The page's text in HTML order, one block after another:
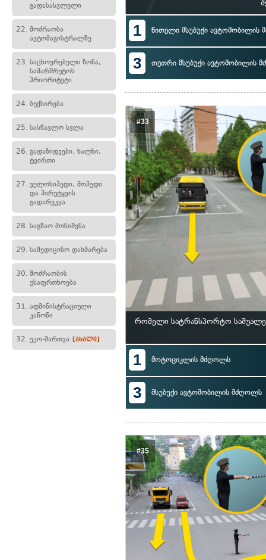
გადასასვლელი
22. მოძრაობა
ავტომაგისტრალზე
23. საცხოვრებელი ზონა,
სამარშრუტოს
პრიორიტეტი
24. ბუქსირება
25. სასწავლო სვლა
26. გადაზიდვები, ხალხი,
ტვირთი
27. ველოსიპედი, მოპედი
და პირუტყვის
გადარეკვა
28. საგზაო მონიშვნა
29. სამედიცინო დახმარება
30. მოძრაობის
უსაფრთხოება
31. ადმინისტრაციული
კანონი
32. ეკო-მართვა [ახალი]
1 წითელი მსუბუქი ავტომობილის
3 თეთრი მსუბუქი ავტომობილის
#33
რომელი სატრანსპორტო
1 მოტოციკლის მძღოლს
3 მსუბუქი ავტომობილის მძღოლს
#35